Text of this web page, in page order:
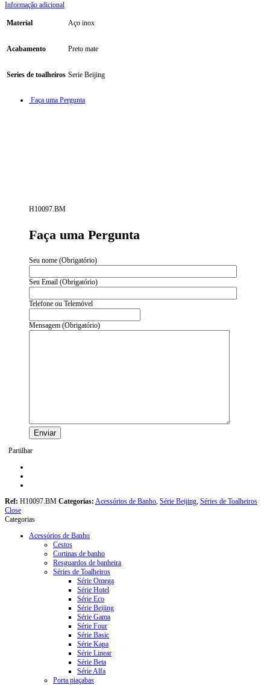
Faça uma Pergunta
H10097.BM
Faça uma Pergunta
Seu nome (Obrigatório)
Seu Email (Obrigatório)
Telefone ou Telemóvel
Mensagem (Obrigatório)
Partilhar
Informação adicional
Material Aço inox
Acabamento Preto mate
Series de toalheiros Serie Beijing
Ref: H10097.BM Categorias: Acessórios de Banho, Série Beijing, Séries de Toalheiros
Close
Categorias
Acessórios de Banho
Cestos
Cortinas de banho
Resguardos de banheira
Séries de Toalheiros
Série Omega
Série Hotel
Série Eco
Série Beijing
Série Gama
Série Four
Série Basic
Série Kapa
Série Linear
Série Beta
Série Alfa
Porta piaçabas